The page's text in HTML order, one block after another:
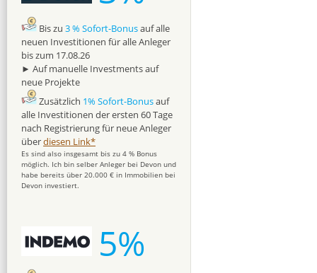
Bis zu 3 % Sofort-Bonusauf alle
neuen Investitionen für alle Anleger
bis zum 17.08.26
► Auf manuelle Investments auf
neue Projekte
Zusätzlich 1% Sofort-Bonusauf
alle Investitionen der ersten 60 Tage
nach Registrierung für neue Anleger
überdiesen Link*
Es sind also insgesamt bis zu 4 % Bonus
möglich. Ich bin selber Anleger bei Devon und
habe bereits über 20.000 € in Immobilien bei
Devon investiert.
5%